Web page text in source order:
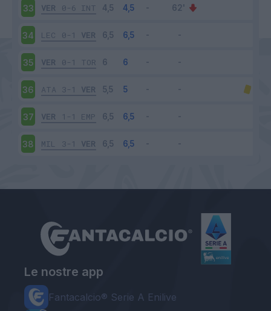
33 VER 0-6 INT
34 LEC 0-1 VER
35 VER 0-1 TOR
36 ATA 3-1 VER
37 VER 1-1 EMP
38 MIL 3-1 VER
Le nostre app
Fantacalcio® Serie A Enilive